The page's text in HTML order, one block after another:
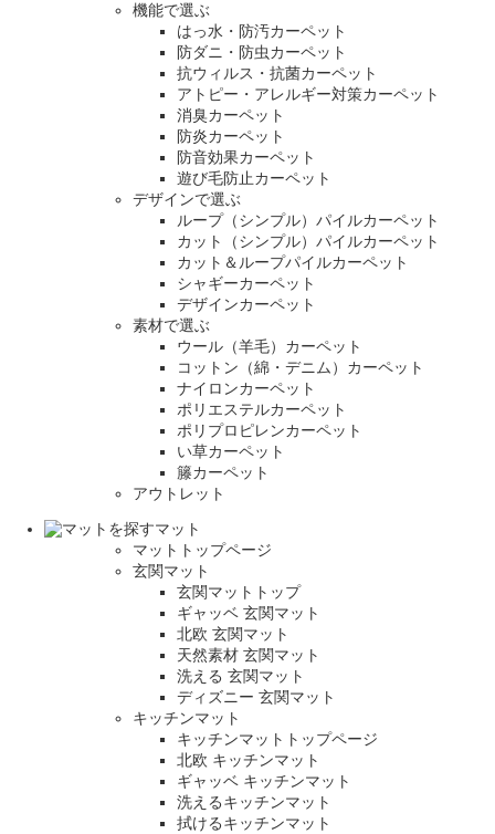
機能で選ぶ
はっ水・防汚カーペット
防ダニ・防虫カーペット
抗ウィルス・抗菌カーペット
アトピー・アレルギー対策カーペット
消臭カーペット
防炎カーペット
防音効果カーペット
遊び毛防止カーペット
デザインで選ぶ
ループ（シンプル）パイルカーペット
カット（シンプル）パイルカーペット
カット＆ループパイルカーペット
シャギーカーペット
デザインカーペット
素材で選ぶ
ウール（羊毛）カーペット
コットン（綿・デニム）カーペット
ナイロンカーペット
ポリエステルカーペット
ポリプロピレンカーペット
い草カーペット
籐カーペット
アウトレット
マット
マットトップページ
玄関マット
玄関マットトップ
ギャッベ 玄関マット
北欧 玄関マット
天然素材 玄関マット
洗える 玄関マット
ディズニー 玄関マット
キッチンマット
キッチンマットトップページ
北欧 キッチンマット
ギャッベ キッチンマット
洗えるキッチンマット
拭けるキッチンマット